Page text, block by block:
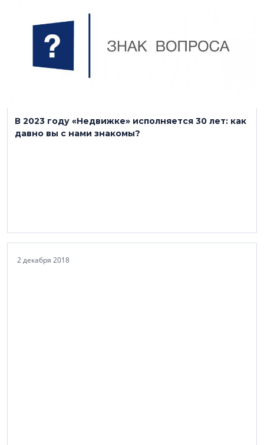
В 2023 году «Недвижке» исполняется 30 лет: как
давно вы с нами знакомы?
2 декабря 2018